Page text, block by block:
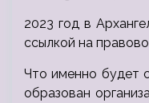
2023 год в
ссылкой на
Что именно будет
образован